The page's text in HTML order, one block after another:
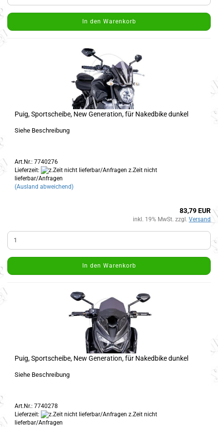
In den Warenkorb
Puig, Sportscheibe, New Generation, für Nakedbike dunkel
Siehe Beschreibung
Art.Nr.: 7740276
Lieferzeit:
z.Zeit nicht
lieferbar/Anfragen
(Ausland abweichend)
83,79 EUR
inkl. 19% MwSt. zzgl. Versand
In den Warenkorb
Puig, Sportscheibe, New Generation, für Nakedbike dunkel
Siehe Beschreibung
Art.Nr.: 7740278
Lieferzeit:
z.Zeit nicht
lieferbar/Anfragen